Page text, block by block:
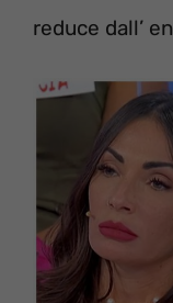
reduce dall’